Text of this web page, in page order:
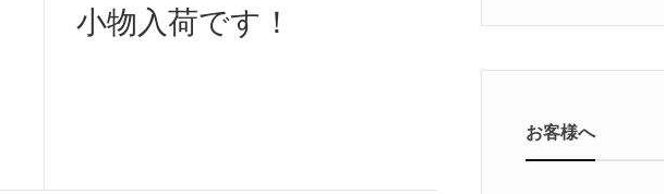
Next
post:
小物入荷です！
お客様へ